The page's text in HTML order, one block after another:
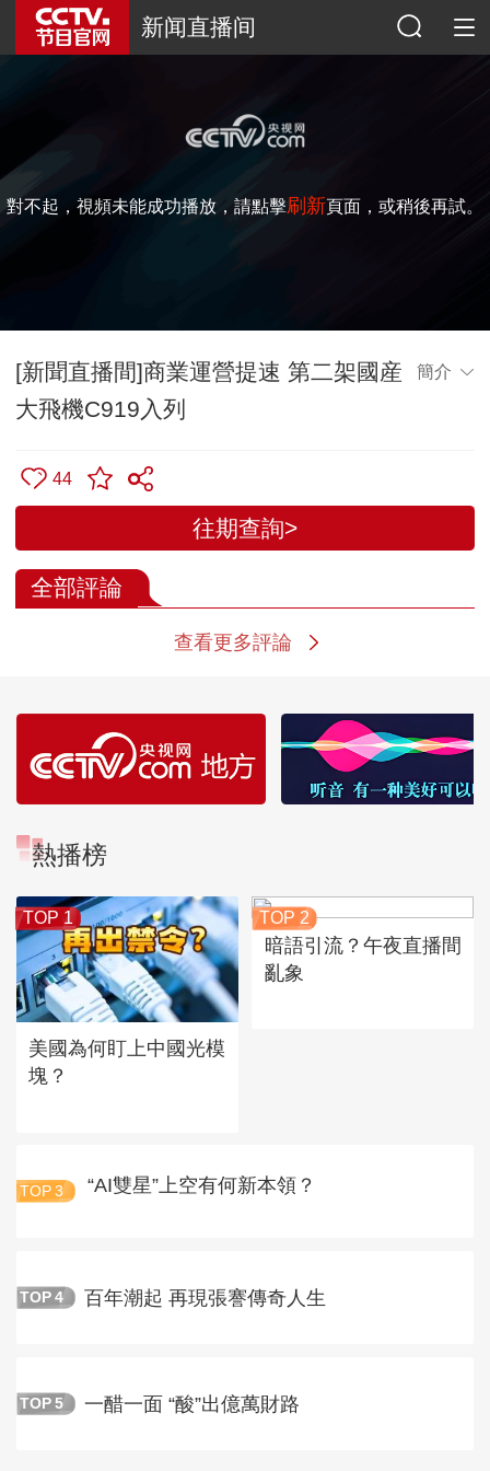
新闻直播间
對不起，視頻未能成功播放，請點擊刷新頁面，或稍後再試。
[新聞直播間]商業運營提速 第二架國産
大飛機C919入列
簡介
44
往期查詢>
全部評論
查看更多評論
熱播榜
TOP 1
美國為何盯上中國光模
塊？
TOP 2
暗語引流？午夜直播間
亂象
TOP 3 “AI雙星”上空有何新本領？
TOP 4 百年潮起 再現張謇傳奇人生
TOP 5 一醋一面 “酸”出億萬財路